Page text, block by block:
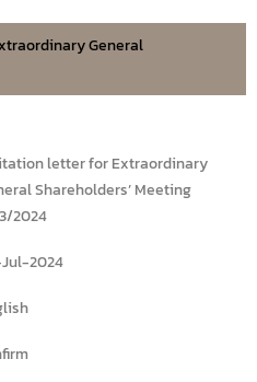
General
letter for Extraordinary
Shareholders’ Meeting
2024
2024